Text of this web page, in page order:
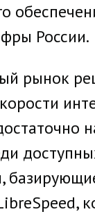
России.
рынок